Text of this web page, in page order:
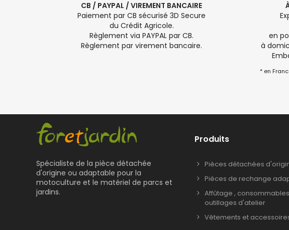
CB / PAYPAL / VIREMENT BANCAIRE
Paiement par CB sécurisé 3D Secure
du Crédit Agricole.
Règlement via PAYPAL par CB.
Règlement par virement bancaire.
en
à
* en
Spécialiste de la pièce détachée
d'origine ou adaptable pour la
motoculture et le matériel de parcs et
jardins.
Produits
Pièces détachées
Pièces de rechange
Affûtage ,
outillages d'atelier
Vêtements et